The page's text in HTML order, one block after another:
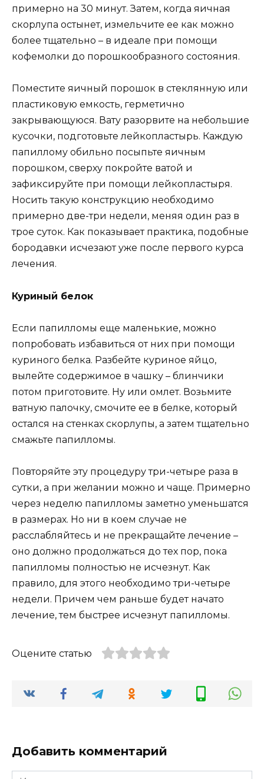
примерно на 30 минут. Затем, когда яичная
скорлупа остынет, измельчите ее как можно
более тщательно – в идеале при помощи
кофемолки до порошкообразного состояния.
Поместите яичный порошок в стеклянную или
пластиковую емкость, герметично
закрывающуюся. Вату разорвите на небольшие
кусочки, подготовьте лейкопластырь. Каждую
папиллому обильно посыпьте яичным
порошком, сверху покройте ватой и
зафиксируйте при помощи лейкопластыря.
Носить такую конструкцию необходимо
примерно две-три недели, меняя один раз в
трое суток. Как показывает практика, подобные
бородавки исчезают уже после первого курса
лечения.
Куриный белок
Если папилломы еще маленькие, можно
попробовать избавиться от них при помощи
куриного белка. Разбейте куриное яйцо,
вылейте содержимое в чашку – блинчики
потом приготовите. Ну или омлет. Возьмите
ватную палочку, смочите ее в белке, который
остался на стенках скорлупы, а затем тщательно
смажьте папилломы.
Повторяйте эту процедуру три-четыре раза в
сутки, а при желании можно и чаще. Примерно
через неделю папилломы заметно уменьшатся
в размерах. Но ни в коем случае не
расслабляйтесь и не прекращайте лечение –
оно должно продолжаться до тех пор, пока
папилломы полностью не исчезнут. Как
правило, для этого необходимо три-четыре
недели. Причем чем раньше будет начато
лечение, тем быстрее исчезнут папилломы.
Оцените статью
Добавить комментарий